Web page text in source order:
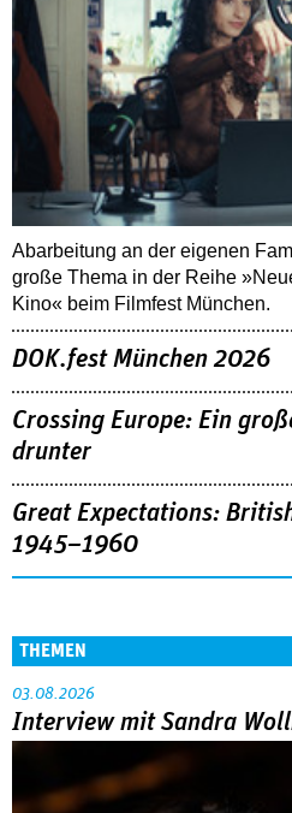
Abarbeitung an der eigenen
große Thema in der Reihe
Kino« beim Filmfest München.
DOK.fest München 2026
Crossing Europe: Ein
drunter
Great Expectations:
1945–1960
THEMEN
03.08.2026
Interview mit Sandra